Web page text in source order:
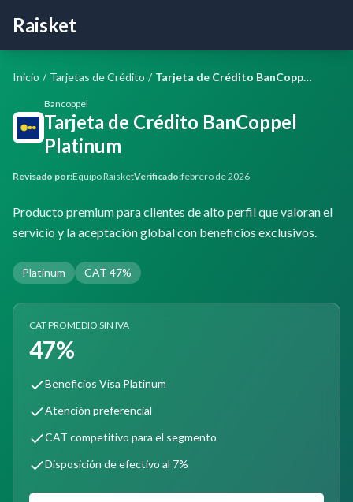
Raisket
Inicio / Tarjetas de Crédito / Tarjeta de Crédito BanCoppel Platinum
Bancoppel
Tarjeta de Crédito BanCoppel
Platinum
Revisado por:Equipo RaisketVerificado:febrero de 2026
Producto premium para clientes de alto perfil que valoran el
servicio y la aceptación global con beneficios exclusivos.
Platinum CAT 47%
CAT PROMEDIO SIN IVA
47%
Beneficios Visa Platinum
Atención preferencial
CAT competitivo para el segmento
Disposición de efectivo al 7%